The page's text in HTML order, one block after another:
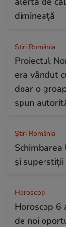
dimineață
Știri România
Proiectul
era vândut
doar o
spun
Știri România
și superstiții
Horoscop
Horoscop 6
de noi